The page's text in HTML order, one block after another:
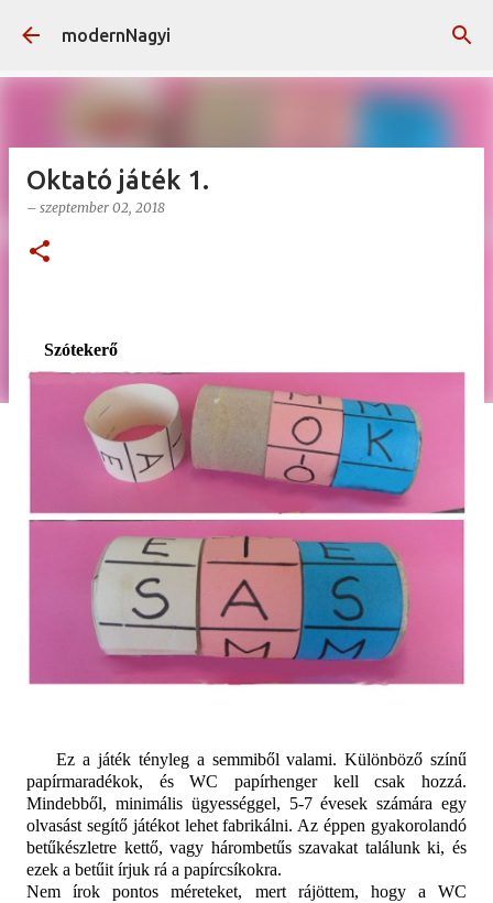
Ugrás a fő tartalomra
modernNagyi
Oktató játék 1.
– szeptember 02, 2018
Szótekerő
Ez a játék tényleg a semmiből valami. Különböző színű
papírmaradékok, és WC papírhenger kell csak hozzá.
Mindebből, minimális ügyességgel, 5-7 évesek számára egy
olvasást segítő játékot lehet fabrikálni. Az éppen gyakorolandó
betűkészletre kettő, vagy hárombetűs szavakat találunk ki, és
ezek a betűit írjuk rá a papírcsíkokra.
Nem írok pontos méreteket, mert rájöttem, hogy a WC